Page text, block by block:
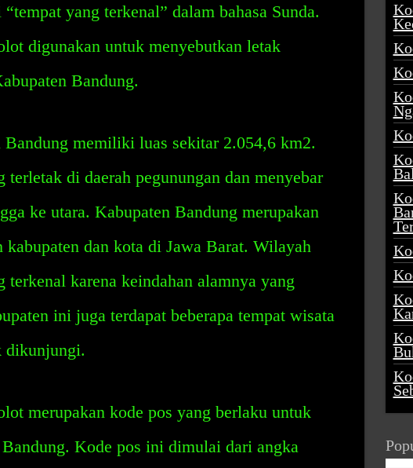
yang terkenal” dalam bahasa Sunda.
digunakan untuk menyebutkan letak
Bandung.
memiliki luas sekitar 2.054,6 km2.
terletak di daerah pegunungan dan menyebar
ke utara. Kabupaten Bandung merupakan
kabupaten dan kota di Jawa Barat. Wilayah
terkenal karena keindahan alamnya yang
ini juga terdapat beberapa tempat wisata
dikunjungi.
merupakan kode pos yang berlaku untuk
Kode pos ini dimulai dari angka